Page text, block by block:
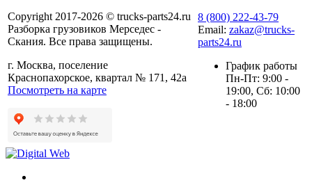
Copyright 2017-2026 © trucks-parts24.ru
Разборка грузовиков Мерседес -
Скания. Все права защищены.
г. Москва, поселение
Краснопахорское, квартал № 171, 42а
Посмотреть на карте
8 (800) 222-43-79
Email: zakaz@trucks-
parts24.ru
График работы
Пн-Пт: 9:00 -
19:00, Сб: 10:00
- 18:00